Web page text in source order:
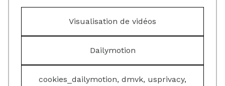
Visualisation de vidéos
Dailymotion
cookies_dailymotion, dmvk, usprivacy,